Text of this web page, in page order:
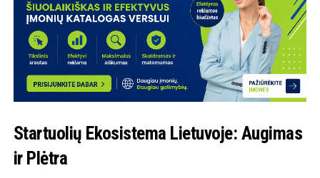
Startuolių Ekosistema Lietuvoje: Augimas
ir Plėtra